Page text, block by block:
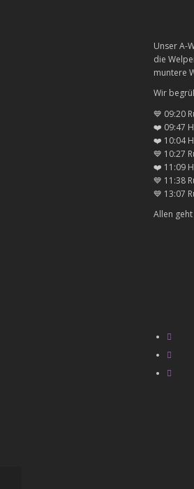
Unser A-
die
muntere
Wir
💙 09:20
❤️ 09:47
❤️ 10:04
💙 10:27
❤️ 11:09
💙 11:38
💙 13:07
Allen